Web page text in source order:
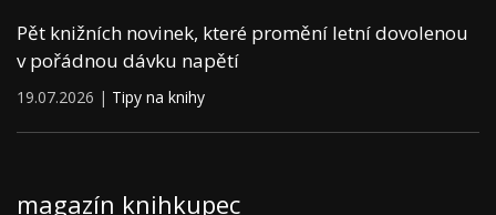
Pět knižních novinek, které promění letní dovolenou
v pořádnou dávku napětí
19.07.2026 | Tipy na knihy
magazín knihkupec